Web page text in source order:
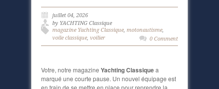
juillet 04, 2026
by YACHTING Classique
magazine Yachting Classique, motonautisme,
voile classique, voilier 0 Comment
Votre, notre magazine Yachting Classiquea
marqué une courte pause. Un nouvel équipage est